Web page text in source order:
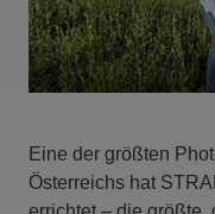
Eine der größten
Österreichs hat